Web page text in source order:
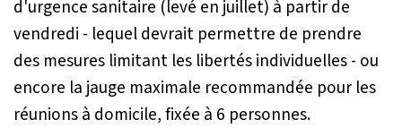
d'urgence sanitaire (levé en juillet) à partir de
vendredi - lequel devrait permettre de prendre
des mesures limitant les libertés individuelles - ou
encore la jauge maximale recommandée pour les
réunions à domicile, fixée à 6 personnes.